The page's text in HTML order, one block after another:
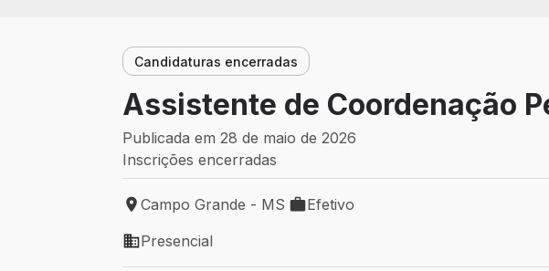
Candidaturas encerradas
Assistente de Coordenação
Publicada em 28 de maio de 2026
Inscrições encerradas
Local de trabalho: Campo Grande - MS
Campo Grande - MS
Tipo de vaga: Efetivo
Efetivo
Modelo de trabalho: Presencial
Presencial